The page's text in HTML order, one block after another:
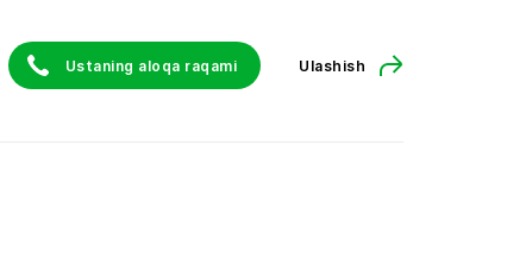
Ustaning aloqa raqami Ulashish